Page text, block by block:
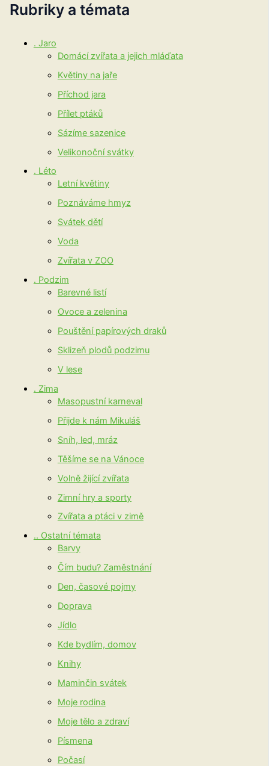
Rubriky a témata
. Jaro
Domácí zvířata a jejich mláďata
Květiny na jaře
Příchod jara
Přílet ptáků
Sázíme sazenice
Velikonoční svátky
. Léto
Letní květiny
Poznáváme hmyz
Svátek dětí
Voda
Zvířata v ZOO
. Podzim
Barevné listí
Ovoce a zelenina
Pouštění papírových draků
Sklizeň plodů podzimu
V lese
. Zima
Masopustní karneval
Přijde k nám Mikuláš
Sníh, led, mráz
Těšíme se na Vánoce
Volně žijící zvířata
Zimní hry a sporty
Zvířata a ptáci v zimě
.. Ostatní témata
Barvy
Čím budu? Zaměstnání
Den, časové pojmy
Doprava
Jídlo
Kde bydlím, domov
Knihy
Maminčin svátek
Moje rodina
Moje tělo a zdraví
Písmena
Počasí